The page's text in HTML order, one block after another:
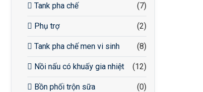
Tank pha chế (7)
Phụ trợ (2)
Tank pha chế men vi sinh (8)
Nồi nấu có khuấy gia nhiệt (12)
Bồn phối trộn sữa (0)